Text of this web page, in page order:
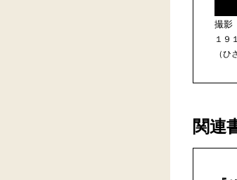
撮
１９
（
関連